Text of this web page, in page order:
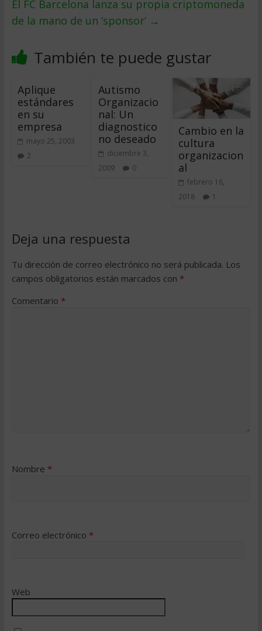
El FC Barcelona lanza su propia criptomoneda
de la mano de un ‘sponsor’ →
También te puede gustar
Aplique
estándares
en su
empresa
mayo 25, 2003
2
Autismo
Organizacio
nal: Un
diagnostico
no deseado
diciembre 3,
2009
0
Cambio en la
cultura
organizacion
al
febrero 16,
2018
1
Deja una respuesta
Tu dirección de correo electrónico no será publicada. Los
campos obligatorios están marcados con *
Comentario *
Nombre *
Correo electrónico *
Web